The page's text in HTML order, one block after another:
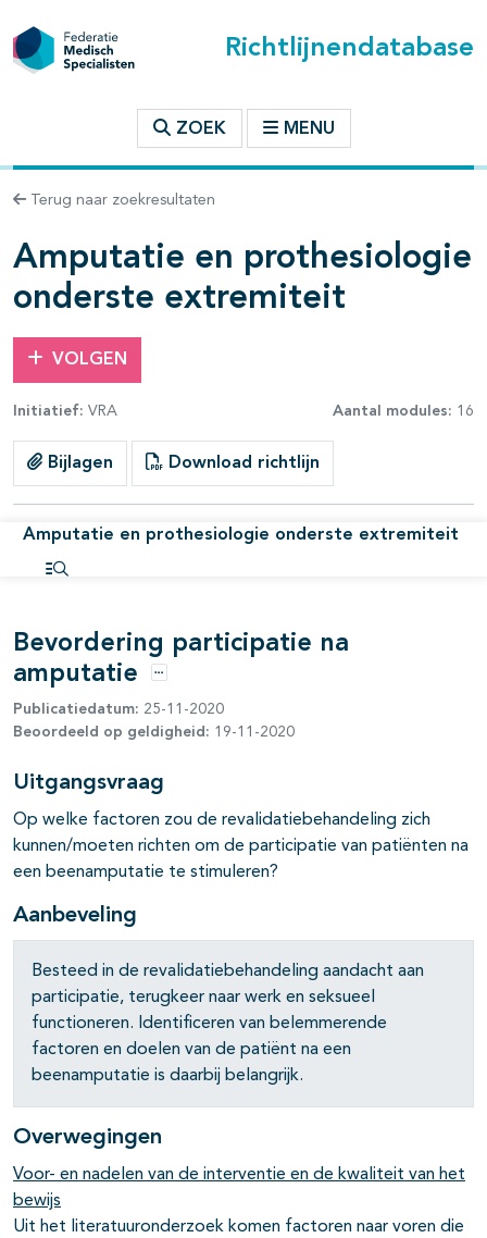
Richtlijnendatabase
ZOEK MENU
Terug naar zoekresultaten
Amputatie en prothesiologie
onderste extremiteit
VOLGEN
Initiatief: VRA Aantal modules: 16
Bijlagen Download richtlijn
Amputatie en prothesiologie onderste extremiteit
openklappen
open- en dichtklappen
Bevordering participatie na
amputatie
Opties
Publicatiedatum: 25-11-2020
Beoordeeld op geldigheid: 19-11-2020
Uitgangsvraag
Op welke factoren zou de revalidatiebehandeling zich
kunnen/moeten richten om de participatie van patiënten na
een beenamputatie te stimuleren?
Aanbeveling
Besteed in de revalidatiebehandeling aandacht aan
participatie, terugkeer naar werk en seksueel
functioneren. Identificeren van belemmerende
factoren en doelen van de patiënt na een
beenamputatie is daarbij belangrijk.
Overwegingen
Voor- en nadelen van de interventie en de kwaliteit van het
bewijs
Uit het literatuuronderzoek komen factoren naar voren die